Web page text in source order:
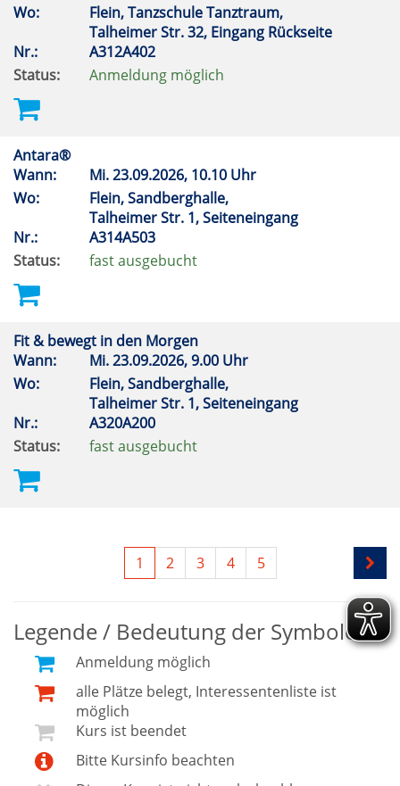
Wo:
Flein, Tanzschule Tanztraum,
Talheimer Str. 32, Eingang Rückseite
Nr.:
A312A402
Status:
Anmeldung möglich
Antara®
Wann:
Mi.23.09.2026, 10.10 Uhr
Wo:
Flein, Sandberghalle,
Talheimer Str. 1, Seiteneingang
Nr.:
A314A503
Status:
fast ausgebucht
Fit & bewegt in den Morgen
Wann:
Mi.23.09.2026, 9.00 Uhr
Wo:
Flein, Sandberghalle,
Talheimer Str. 1, Seiteneingang
Nr.:
A320A200
Status:
fast ausgebucht
1 2 3 4 5
Legende / Bedeutung der Symbole
Anmeldung möglich
alle Plätze belegt, Interessentenliste ist
möglich
Kurs ist beendet
Bitte Kursinfo beachten